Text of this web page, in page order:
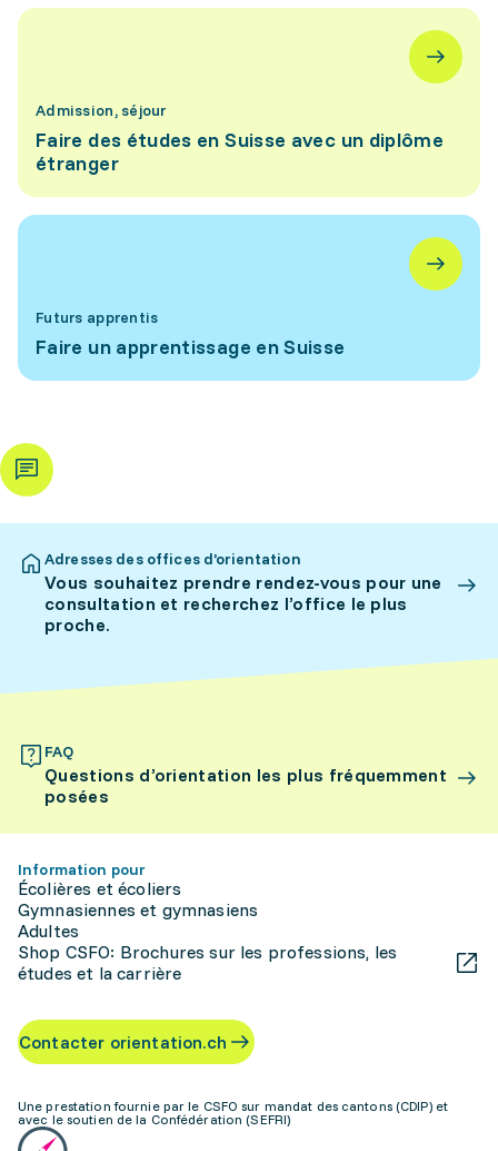
Admission, séjour
Faire des études en Suisse avec un diplôme
étranger
Futurs apprentis
Faire un apprentissage en Suisse
Adresses des offices d’orientation
Vous souhaitez prendre rendez-vous pour une
consultation et recherchez l’office le plus
proche.
FAQ
Questions d’orientation les plus fréquemment
posées
Information pour
Écolières et écoliers
Gymnasiennes et gymnasiens
Adultes
Shop CSFO: Brochures sur les professions, les
études et la carrière
Contacter orientation.ch
Une prestation fournie par le CSFO sur mandat des cantons (CDIP) et
avec le soutien de la Confédération (SEFRI)